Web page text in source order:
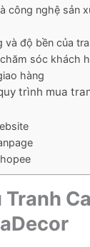
công nghệ sản
và độ bền của
sóc khách
hàng
trình mua
Tranh